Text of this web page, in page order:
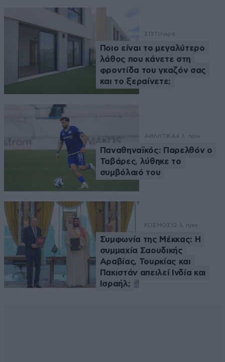
ΣΠΙΤΙτώρα
Ποιο είναι το μεγαλύτερο
λάθος που κάνετε στη
φροντίδα του γκαζόν σας
και το ξεραίνετε;
ΑΘΛΗΤΙΚΑ4 λ. πριν
Παναθηναϊκός: Παρελθόν ο
Ταβάρες, λύθηκε το
συμβόλαιό του
ΚΟΣΜΟΣ 12 λ. πριν
Συμφωνία της Μέκκας: Η
συμμαχία Σαουδικής
Αραβίας, Τουρκίας και
Πακιστάν απειλεί Ινδία και
Ισραήλ;